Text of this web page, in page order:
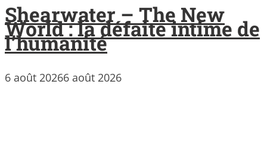
Shearwater – The New
World : la défaite intime de
l’humanité
6 août 20266 août 2026